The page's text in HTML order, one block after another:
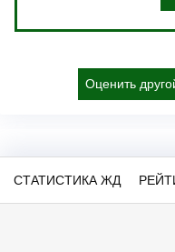
Оценить
СТАТИСТИКА ЖД